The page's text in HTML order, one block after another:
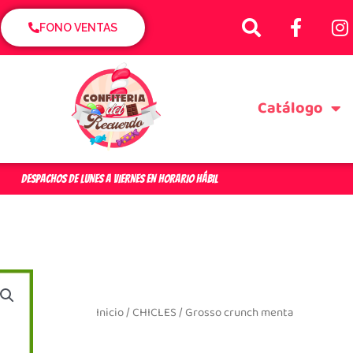
FONO VENTAS S
e
a
h
F
a
c
o
-
f
I
n
s
g
Catálogo
DESPACHOS DE LUNES A VIERNES EN HORARIO HÁBIL
Inicio/ CHICLES/ Grosso crunch menta